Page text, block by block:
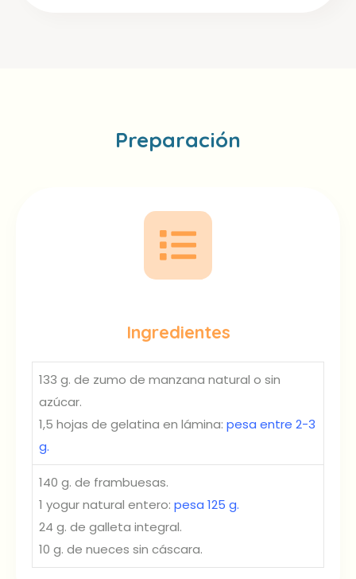
Preparación
Ingredientes
133 g. de zumo de manzana natural o sin
azúcar.
1,5 hojas de gelatina en lámina: pesa entre 2-3
g.
140 g. de frambuesas.
1 yogur natural entero: pesa 125 g.
24 g. de galleta integral.
10 g. de nueces sin cáscara.